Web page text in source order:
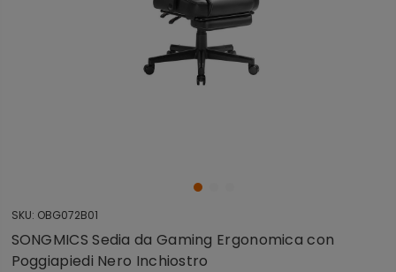
SKU: OBG072B01
SONGMICS Sedia da Gaming Ergonomica con
Poggiapiedi Nero Inchiostro